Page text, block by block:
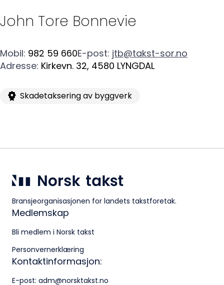
Kontaktinformasjon:
adm@norsktakst.no
Postadresse:
Organisasjonsnummer:
956 955 211
John Tore Bonnevie
Mobil: 982 59 660E-post: jtb@takst-sor.no
Adresse: Kirkevn. 32, 4580 LYNGDAL
Skadetaksering av byggverk
Bransjeorganisasjonen for landets takstforetak.
Medlemskap
Bli medlem i Norsk takst
Personvernerklæring
Kontaktinformasjon:
E-post: adm@norsktakst.no